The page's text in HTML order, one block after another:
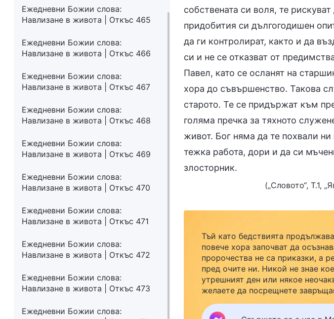
Ежедневни Божии слова:
Навлизане в живота | Откъс 465
Ежедневни Божии слова:
Навлизане в живота | Откъс 466
Ежедневни Божии слова:
Навлизане в живота | Откъс 467
Ежедневни Божии слова:
Навлизане в живота | Откъс 468
Ежедневни Божии слова:
Навлизане в живота | Откъс 469
Ежедневни Божии слова:
Навлизане в живота | Откъс 470
Ежедневни Божии слова:
Навлизане в живота | Откъс 471
Ежедневни Божии слова:
Навлизане в живота | Откъс 472
Ежедневни Божии слова:
Навлизане в живота | Откъс 473
Ежедневни Божии слова:
собствената си воля, те
придобития си дългогодишен
да ги контролират, както и да
си и не се отказват от
Павел, като се осланят на
хора до съвършенство. Такова
старото. Те се придържат към
голяма пречка за тяхното
живот. Бог няма да те похвали
тежка работа, дори и да си
злосторник.
(„Словото“, Т.1,
Тъй като бедствията
повече хора започват да
пророчества не са приказки, а
пред очите ни. Никой не знае
утрешният ден или някое
желаете да посрещнете
семейството си и да намерите
закрила, кликнете върху